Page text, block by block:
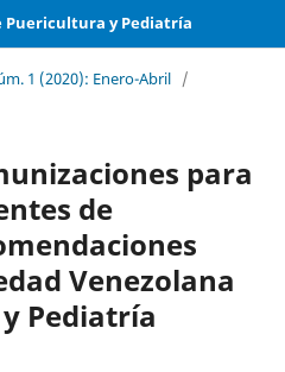
Puericultura y Pediatría
1 (2020): Enero-Abril /
para
de
Venezolana
Pediatría